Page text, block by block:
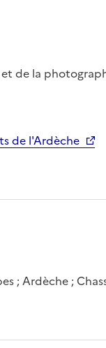
de la
de l'Ardèche
; Ardèche ;